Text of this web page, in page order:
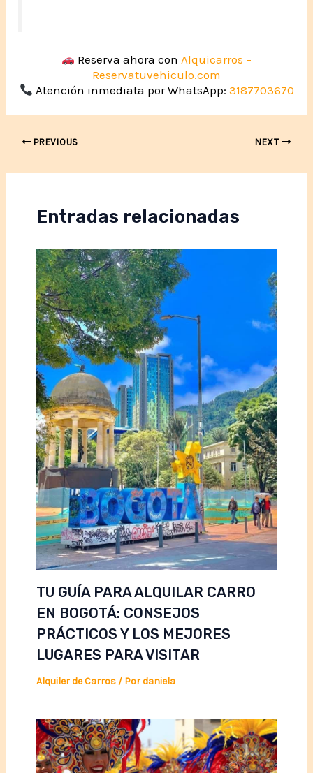
Reserva ahora con Alquicarros –
Reservatuvehiculo.com
Atención inmediata por WhatsApp: 3187703670
Post PREVIOUS NEXT
Entradas relacionadas
TU GUÍA PARA ALQUILAR CARRO
EN BOGOTÁ: CONSEJOS
PRÁCTICOS Y LOS MEJORES
LUGARES PARA VISITAR
Alquiler de Carros/ Pordaniela